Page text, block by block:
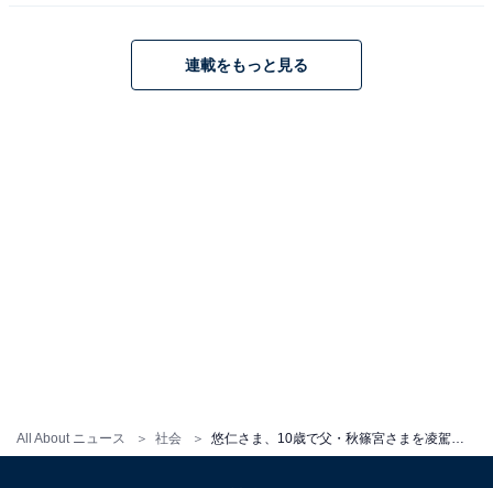
All About ニュース 社会
じつは、秋篠宮さまも小さい頃、昆虫が大好きだった。
上皇ご一家は、皇太子時代に赤坂御用地にあった東宮御
しかし、昆虫をとり損なった清子さんをしばしば宮さま
連載をもっと見る